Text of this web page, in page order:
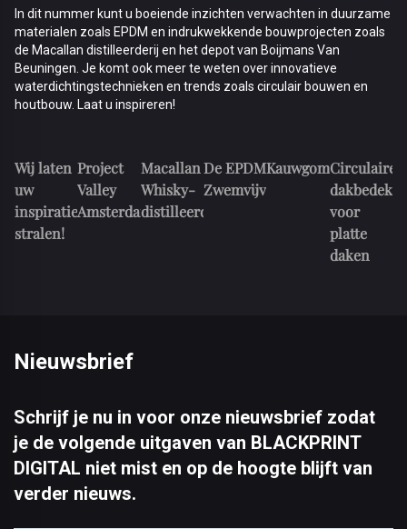
In dit nummer kunt u boeiende inzichten verwachten in duurzame
materialen zoals EPDM en indrukwekkende bouwprojecten zoals
de Macallan distilleerderij en het depot van Boijmans Van
Beuningen. Je komt ook meer te weten over innovatieve
waterdichtingstechnieken en trends zoals circulair bouwen en
houtbouw. Laat u inspireren!
Wij laten
uw
inspiraties
stralen!
Project
Valley
Amsterdam
Macallan
Whisky-
distilleerderij
De EPDM
Zwemvijver!
Circulaire
voor
platte
daken
Nieuwsbrief
Schrijf je nu in voor onze nieuwsbrief zodat
je de volgende uitgaven van BLACKPRINT
DIGITAL niet mist en op de hoogte blijft van
verder nieuws.